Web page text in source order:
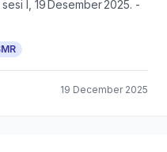
I, 19 Desember 2025. -
19 December 2025